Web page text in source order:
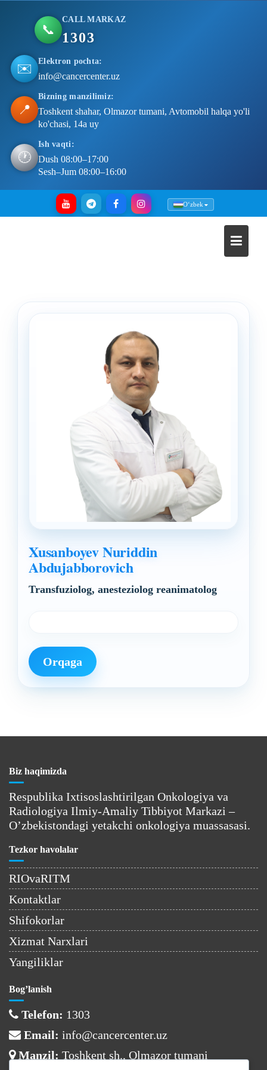
📞
CALL MARKAZ
1303
✉️ Elektron pochta:
info@cancercenter.uz
📍
Bizning manzilimiz:
Toshkent shahar, Olmazor tumani, Avtomobil halqa yo'li
ko'chasi, 14a uy
🕐
Ish vaqti:
Dush 08:00–17:00
Sesh–Jum 08:00–16:00
Oʻzbek
Xusanboyev Nuriddin
Abdujabborovich
Transfuziolog, anesteziolog reanimatolog
Orqaga
Biz haqimizda
Respublika Ixtisoslashtirilgan Onkologiya va
Radiologiya Ilmiy-Amaliy Tibbiyot Markazi –
O’zbekistondagi yetakchi onkologiya muassasasi.
Tezkor havolalar
RIOvaRITM
Kontaktlar
Shifokorlar
Xizmat Narxlari
Yangiliklar
Bog’lanish
Telefon: 1303
Email: info@cancercenter.uz
Manzil: Toshkent sh., Olmazor tumani